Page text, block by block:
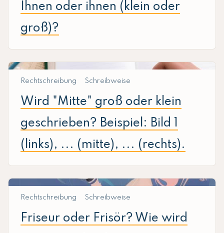
Ihnen oder ihnen (klein oder
groß)?
Rechtschreibung Schreibweise
Wird "Mitte" groß oder klein
geschrieben? Beispiel: Bild 1
(links), ... (mitte), ... (rechts).
Rechtschreibung Schreibweise
Friseur oder Frisör? Wie wird